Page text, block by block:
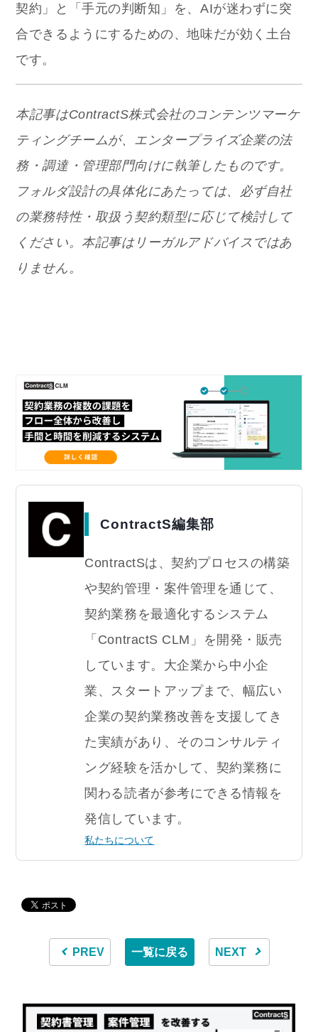
契約」と「手元の判断知」を、AIが迷わずに突
合できるようにするための、地味だが効く土台
です。
本記事はContractS株式会社のコンテンツマーケ
ティングチームが、エンタープライズ企業の法
務・調達・管理部門向けに執筆したものです。
フォルダ設計の具体化にあたっては、必ず自社
の業務特性・取扱う契約類型に応じて検討して
ください。本記事はリーガルアドバイスではあ
りません。
ContractS編集部
ContractSは、契約プロセスの構築
や契約管理・案件管理を通じて、
契約業務を最適化するシステム
「ContractS CLM」を開発・販売
しています。大企業から中小企
業、スタートアップまで、幅広い
企業の契約業務改善を支援してき
た実績があり、そのコンサルティ
ング経験を活かして、契約業務に
関わる読者が参考にできる情報を
発信しています。
私たちについて
PREV 一覧に戻る NEXT